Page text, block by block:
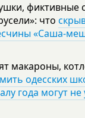
фиктивные
что
«Саша-
макароны,
одесских
года могут не